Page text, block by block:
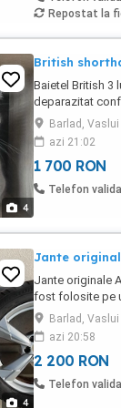
Repostat la
4
British
Baietel British 3
deparazitat
jucaus...
Barlad, Vaslui
azi 21:02
1 700 RON
Telefon
4
Jante
Jante originale
fost folosite pe
Barlad, Vaslui
azi 20:58
2 200 RON
Telefon